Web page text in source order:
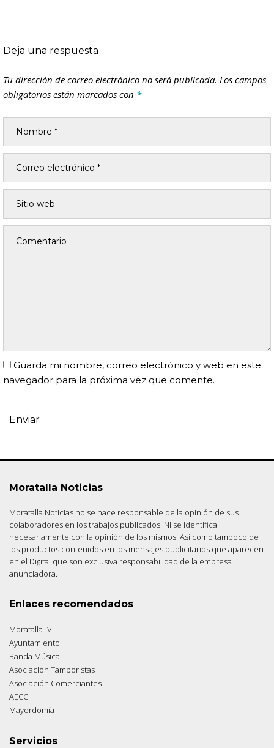
Deja una respuesta
Tu dirección de correo electrónico no será publicada. Los campos
obligatorios están marcados con *
Guarda mi nombre, correo electrónico y web en este
navegador para la próxima vez que comente.
Moratalla Noticias
Moratalla Noticias no se hace responsable de la opinión de sus
colaboradores en los trabajos publicados. Ni se identifica
necesariamente con la opinión de los mismos. Así como tampoco de
los productos contenidos en los mensajes publicitarios que aparecen
en el Digital que son exclusiva responsabilidad de la empresa
anunciadora.
Enlaces recomendados
MoratallaTV
Ayuntamiento
Banda Música
Asociación Tamboristas
Asociación Comerciantes
AECC
Mayordomía
Servicios